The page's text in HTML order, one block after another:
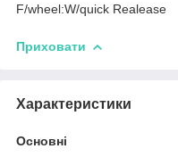
F/wheel:W/quick Realease
Приховати
Характеристики
Основні